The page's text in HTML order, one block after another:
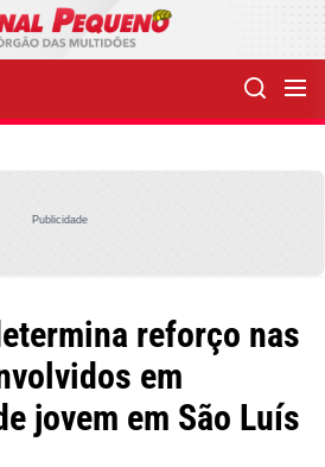
Publicidade
reforço nas
em
jovem em São Luís